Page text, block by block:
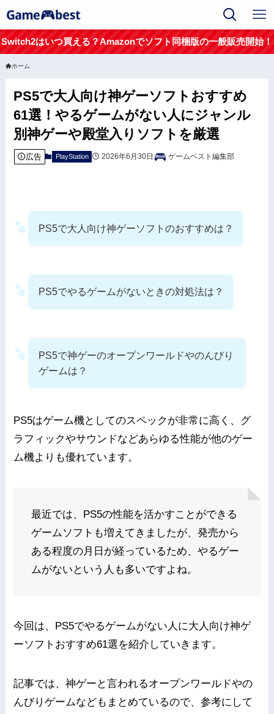
Switch2はいつ買える？Amazonでソフト同梱版の一般販売開始！
ホーム
PS5で大人向け神ゲーソフトおすすめ
61選！やるゲームがない人にジャンル
別神ゲーや殿堂入りソフトを厳選
広告 PlayStation 2026年6月30日 ゲームベスト編集部
PS5で大人向け神ゲーソフトのおすすめは？
PS5でやるゲームがないときの対処法は？
PS5で神ゲーのオープンワールドやのんびり
ゲームは？
PS5はゲーム機としてのスペックが非常に高く、グ
ラフィックやサウンドなどあらゆる性能が他のゲー
ム機よりも優れています。
最近では、PS5の性能を活かすことができる
ゲームソフトも増えてきましたが、発売から
ある程度の月日が経っているため、やるゲー
ムがないという人も多いですよね。
今回は、PS5でやるゲームがない人に大人向け神ゲ
ーソフトおすすめ61選を紹介していきます。
記事では、神ゲーと言われるオープンワールドやの
んびりゲームなどもまとめているので、参考にして